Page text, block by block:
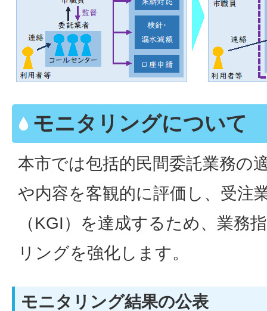
モニタリングについて
本市では包括的民間委託業務の
や内容を客観的に評価し、受注
（KGI）を達成するため、業務
リングを強化します。
モニタリング結果の公表